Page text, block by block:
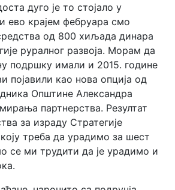
дуго је то стојало у
ево крајем фебруара смо
од 800 хиљада динара
руралног развоја. Морам да
подршку имали и 2015. године
појавили као нова опција од
Општине Александра
партнерства. Резултат
за израду Стратегије
треба да урадимо за шест
се ми трудити да је урадимо и